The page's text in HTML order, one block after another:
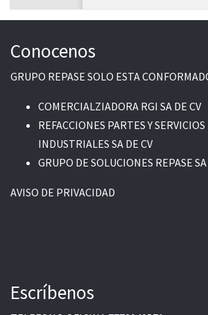
Conocenos
GRUPO REPASE SOLO ESTA
COMERCIALZIADORA RGI SA DE CV
REFACCIONES PARTES Y
INDUSTRIALES SA DE CV
GRUPO DE SOLUCIONES REPASE SA
AVISO DE PRIVACIDAD
Escríbenos